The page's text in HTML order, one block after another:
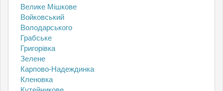
Велике Мішкове
Войковський
Володарського
Грабське
Григорівка
Зелене
Карпово-Надеждинка
Кленовка